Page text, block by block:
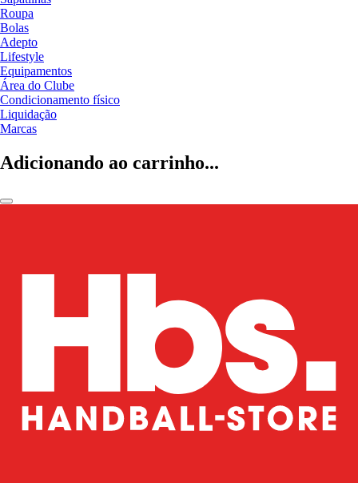
Roupa
Bolas
Adepto
Lifestyle
Equipamentos
Área do Clube
Condicionamento físico
Liquidação
Marcas
Adicionando ao carrinho...